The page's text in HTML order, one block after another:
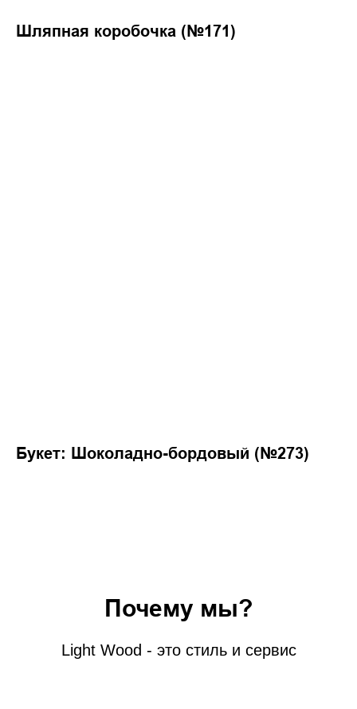
Шляпная коробочка (№171)
Букет: Шоколадно-бордовый (№273)
Почему мы?
Light Wood - это стиль и сервис